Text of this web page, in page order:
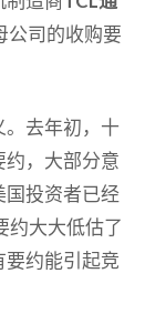
公司的收购要
。去年初，十
约，大部分意
国投资者已经
约大大低估了
约能引起竞